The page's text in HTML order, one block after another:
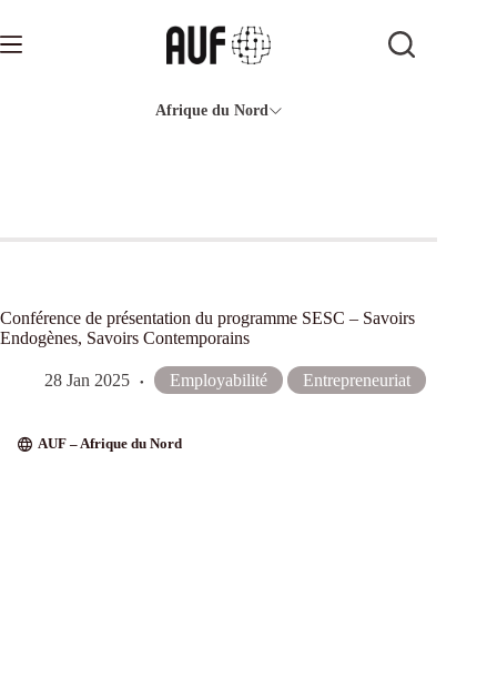
contenu
Afrique du Nord
Conférence de présentation du programme SESC – Savoirs
Endogènes, Savoirs Contemporains
28 Jan 2025 Employabilité Entrepreneuriat
AUF – Afrique du Nord